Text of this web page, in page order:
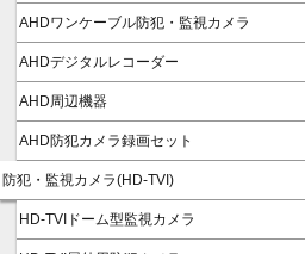
AHDワンケーブル防犯・監視カメラ
AHDデジタルレコーダー
AHD周辺機器
AHD防犯カメラ録画セット
防犯・監視カメラ(HD-TVI)
HD-TVIドーム型監視カメラ